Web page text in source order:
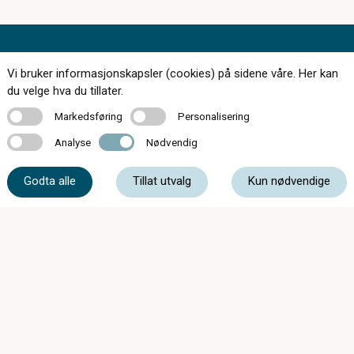
Kontakt oss
56 14 30 50
Vi bruker informasjonskapsler (cookies) på sidene våre. Her kan
du velge hva du tillater.
MarkedsføringMarkedsføring PersonaliseringPersonalisering
Analyse Analyse Nødvendig Nødvendig
Godta alle Tillat utvalg Kun nødvendige